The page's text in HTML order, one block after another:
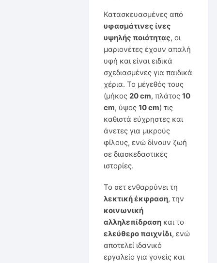
Κατασκευασμένες από
υφασμάτινες ίνες
υψηλής ποιότητας, οι
μαριονέτες έχουν απαλή
υφή και είναι ειδικά
σχεδιασμένες για παιδικά
χέρια. Το μέγεθός τους
(μήκος 20 cm, πλάτος 10
cm, ύψος 10 cm) τις
καθιστά εύχρηστες και
άνετες για μικρούς
φίλους, ενώ δίνουν ζωή
σε διασκεδαστικές
ιστορίες.
Το σετ ενθαρρύνει τη
λεκτική έκφραση, την
κοινωνική
αλληλεπίδρασηκαι το
ελεύθερο παιχνίδι, ενώ
αποτελεί ιδανικό
εργαλείο για γονείς και